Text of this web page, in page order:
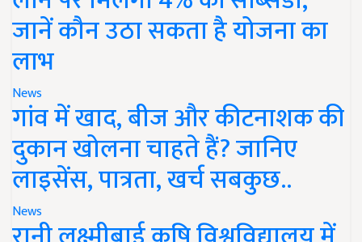
जानें कौन उठा सकता है योजना का
लाभ
News
गांव में खाद, बीज और कीटनाशक की
दुकान खोलना चाहते हैं? जानिए
लाइसेंस, पात्रता, खर्च सबकुछ..
News